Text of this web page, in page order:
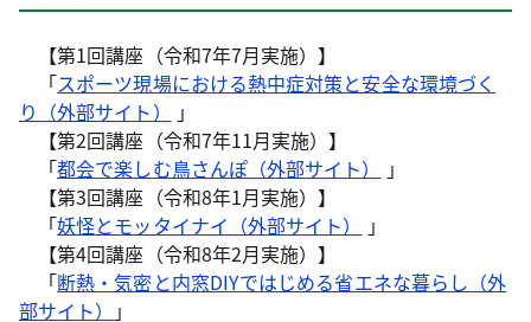
【第1回講座（令和7年7月実施）】
「スポーツ現場における熱中症対策と安全な環境づく
り（外部サイト）
」
【第2回講座（令和7年11月実施）】
「都会で楽しむ鳥さんぽ（外部サイト）
」
【第3回講座（令和8年1月実施）】
「妖怪とモッタイナイ（外部サイト）
」
【第4回講座（令和8年2月実施）】
「断熱・気密と内窓DIYではじめる省エネな暮らし（外
部サイト）
」